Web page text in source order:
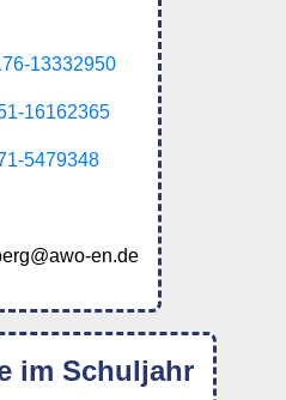
13332950
16162365
5479348
en.de
im Schuljahr